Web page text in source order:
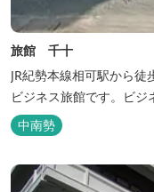
旅館 千十
JR紀勢本線相可駅から
ビジネス旅館です。ビジ
中南勢